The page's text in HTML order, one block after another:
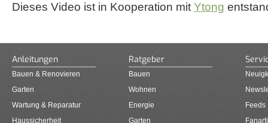
Dieses Video ist in Kooperation mit Ytong
Anleitungen
Bauen & Renovieren
Garten
Wartung & Reparatur
Haussicherheit
Ratgeber
Bauen
Wohnen
Energie
Garten
Feeds